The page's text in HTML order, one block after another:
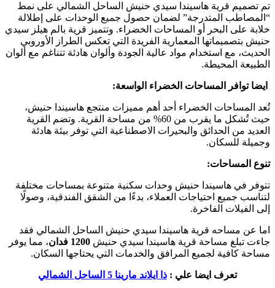
تم تصميم قرية هاسيندا سيدي حنيش الساحل الشمالي على نمط
“المصاطب المتدرجة” لضمان حصول جميع الوحدات على إطلالة
خلابة على البحر أو المساحات الخضراء. وتتميز قرية بالم هيلز سيدي
حنيش بتصميماتها المعمارية الفريدة التي تعكس الطراز الأوروبي
الحديث، مع استخدام مواد عالية الجودة وألوان هادئة تتناغم مع ألوان
الطبيعة المحيطة.
ايضا توافر المساحات الخضراء الواسعة:
تُعد المساحات الخضراء أحد أهم مميزات منتجع هاسيندا حنيش،
حيث تُشكل ما يقرب من 60% من مساحة القرية. وتضم القرية
العديد من الحدائق والبحيرات الاصطناعية التي توفر بيئة هادئة
وجميلة للسكان.
تنوع المساحات:
تتوفر في هاسيندا حنيش وحدات سكنية متنوعة بمساحات مختلفة
لتناسب جميع احتياجات العملاء، بدءًا من الشقق الفندقية، وصولًا
إلى الفيلات الفاخرة.
اما عن مساحه قرية هاسيندا سيدي حنيش الساحل الشمالي فقد
جاءت تبلغ مساحة قرية هاسيندا سيدي حنيش 1200 فدان
، مما يوفر
مساحة كافية لجميع المرافق والخدمات التي يحتاجها السكان.
تعرف ايضا علي : ذا ايلاند مارينا 5 الساحل الشمالي